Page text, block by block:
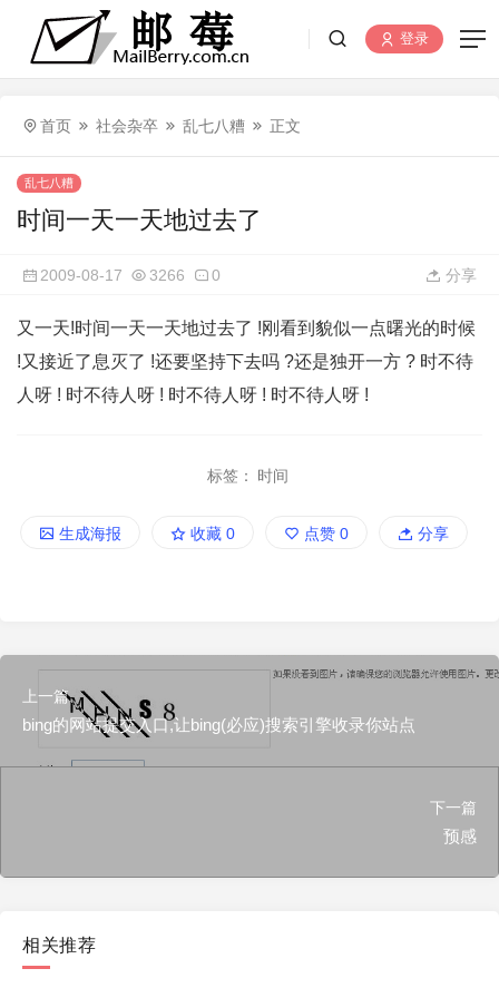
登录
首页 社会杂卒 乱七八糟 正文
乱七八糟
时间一天一天地过去了
2009-08-17 3266 0 分享
又一天!时间一天一天地过去了 !刚看到貌似一点曙光的时候
!又接近了息灭了 !还要坚持下去吗 ?还是独开一方 ? 时不待
人呀 ! 时不待人呀 ! 时不待人呀 ! 时不待人呀 !
标签： 时间
生成海报 收藏 0 点赞 0 分享
上一篇
bing的网站提交入口,让bing(必应)搜索引擎收录你站点
下一篇
预感
相关推荐